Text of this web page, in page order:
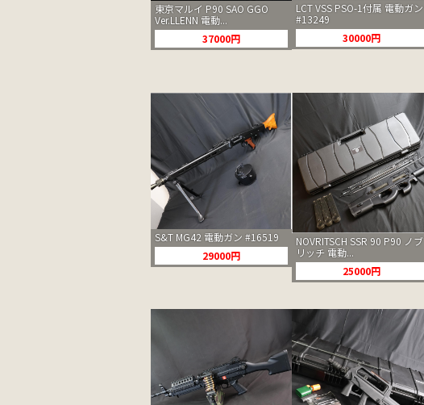
東京マルイ P90 SAO GGO
Ver.LLENN 電動...
37000円
LCT VSS PSO-1付属 電動ガン
#13249
30000円
S&T MG42 電動ガン #16519
29000円
NOVRITSCH SSR 90 P90 ノブ
リッチ 電動...
25000円